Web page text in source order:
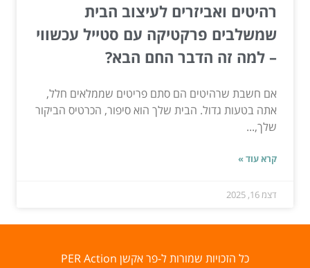
רהיטים ואביזרים לעיצוב הבית
שמשלבים פרקטיקה עם סטייל עכשווי
– למה זה הדבר החם הבא?
אם חשבת שרהיטים הם סתם פריטים שממלאים חלל,
אתה בטעות גדול. הבית שלך הוא סיפור, הכרטיס הביקור
שלך,...
קרא עוד »
דצמ 16, 2025
כל הזכויות שמורות ל-פר אקשן PER Action